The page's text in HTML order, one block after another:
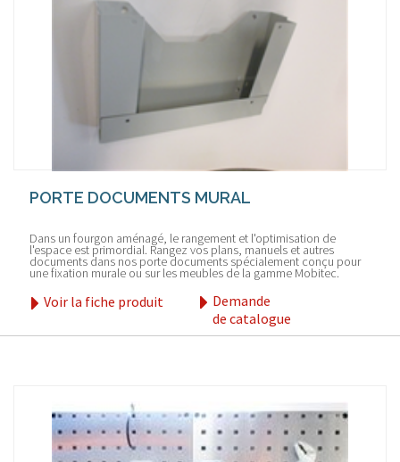
PORTE DOCUMENTS MURAL
Dans un fourgon aménagé, le rangement et l'optimisation de
l'espace est primordial. Rangez vos plans, manuels et autres
documents dans nos porte documents spécialement conçu pour
une fixation murale ou sur les meubles de la gamme Mobitec.
Voir la fiche produit
Demande
de catalogue